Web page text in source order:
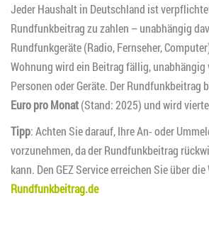
Jeder Haushalt in Deutschland ist
Rundfunkbeitrag zu zahlen – unabhängig
Rundfunkgeräte (Radio, Fernseher,
Wohnung wird ein Beitrag fällig, unabhängig
Personen oder Geräte. Der Rundfunkbeitrag
Euro pro Monat(Stand: 2025) und wird
Tipp: Achten Sie darauf, Ihre An- oder
vorzunehmen, da der Rundfunkbeitrag
kann. Den GEZ Service erreichen Sie über
Rundfunkbeitrag.de